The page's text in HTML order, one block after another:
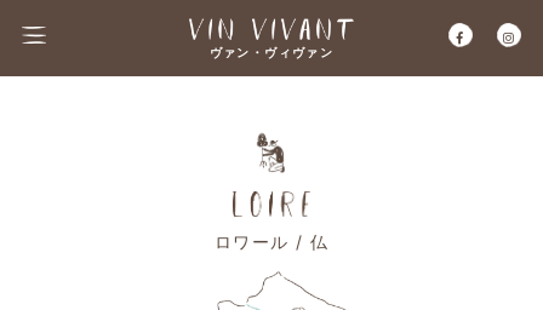
ヴァン・ヴィヴァン
ロワール / 仏